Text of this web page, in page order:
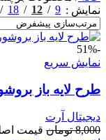
نمایش
9
12
18
-51%
نمایش سریع
طرح لايه باز
دیجیتال آرت
8,000 تومان قیمت اصلی 8,000